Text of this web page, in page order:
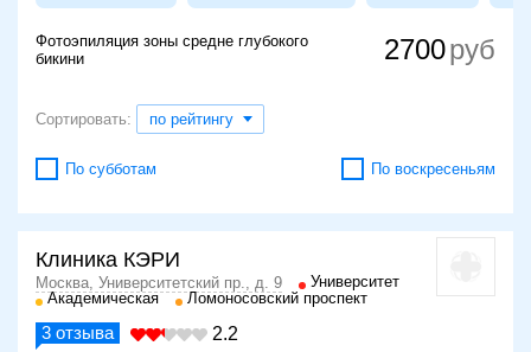
Фотоэпиляция зоны средне глубокого
бикини
2700
Сортировать: по рейтингу
По субботам По воскресеньям
Клиника КЭРИ
Москва, Университетский пр., д. 9
Университет
Академическая
Ломоносовский проспект
3 отзыва 2.2